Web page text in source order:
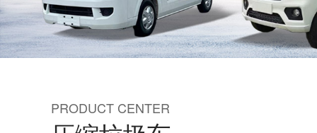
PRODUCT CENTER